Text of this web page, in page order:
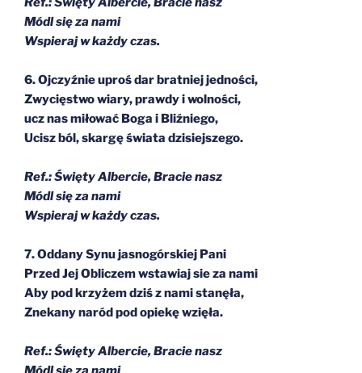
Módl się za nami
Wspieraj w każdy czas.
6. Ojczyźnie uproś dar bratniej jedności,
Zwycięstwo wiary, prawdy i wolności,
ucz nas miłować Boga i Bliźniego,
Ucisz ból, skargę świata dzisiejszego.
Ref.: Święty Albercie, Bracie nasz
Módl się za nami
Wspieraj w każdy czas.
7. Oddany Synu jasnogórskiej Pani
Przed Jej Obliczem wstawiaj sie za nami
Aby pod krzyżem dziś z nami stanęła,
Znekany naród pod opiekę wzięła.
Ref.: Święty Albercie, Bracie nasz